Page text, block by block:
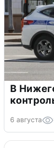
В
6 августа